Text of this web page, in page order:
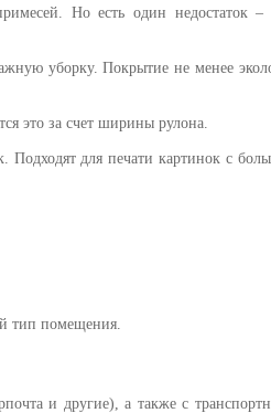
Но есть один недостаток –
уборку. Покрытие не менее
это за счет ширины рулона.
Подходят для печати картинок с
тип помещения.
и другие), а также с